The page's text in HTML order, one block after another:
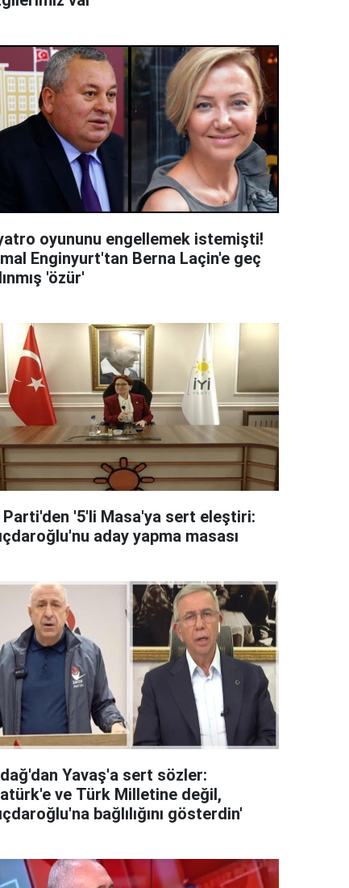
oyununu engellemek istemişti!
Enginyurt'tan Berna Laçin'e geç
'özür'
Parti'den '5'li Masa'ya sert eleştiri:
aday yapma masası
Yavaş'a sert sözler:
ve Türk Milletine değil,
bağlılığını gösterdin'